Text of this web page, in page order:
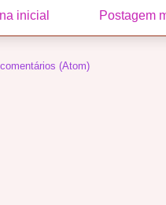
Postagem
inicial
(Atom)